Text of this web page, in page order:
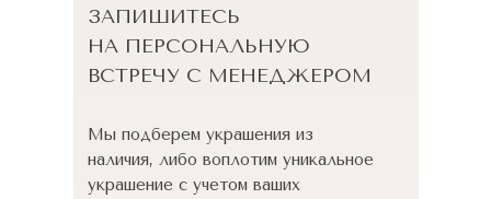
ЗАПИШИТЕСЬ
НА ПЕРСОНАЛЬНУЮ
ВСТРЕЧУ С МЕНЕДЖЕРОМ
Мы подберем украшения из
наличия, либо воплотим уникальное
украшение с учетом ваших